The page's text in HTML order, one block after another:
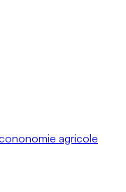
agricole